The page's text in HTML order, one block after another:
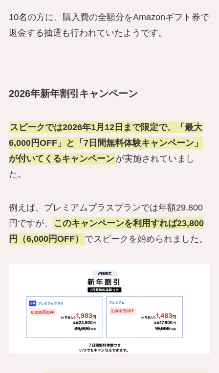
10名の方に、購入費の全額分をAmazonギフト券で
返金する抽選も行われていたようです。
2026年新年割引キャンペーン
スピークでは2026年1月12日まで限定で、「最大
6,000円OFF」と「7日間無料体験キャンペーン」
が付いてくるキャンペーン が実施されていまし
た。
例えば、プレミアムプラスプランでは年額29,800
円ですが、
このキャンペーンを利用すれば23,800
円（6,000円OFF）
でスピークを始められました。